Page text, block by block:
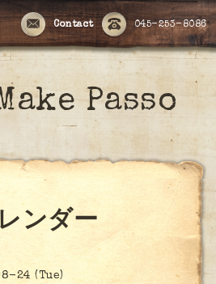
045-253-8086
Contact
Passo
ンダー
24 (Tue)